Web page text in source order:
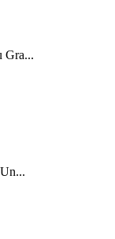
Gra...